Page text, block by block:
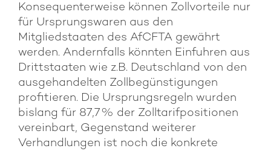
Konsequenterweise können Zollvorteile nur
für Ursprungswaren aus den
Mitgliedstaaten des AfCFTA gewährt
werden. Andernfalls könnten Einfuhren aus
Drittstaaten wie z.B. Deutschland von den
ausgehandelten Zollbegünstigungen
profitieren. Die Ursprungsregeln wurden
bislang für 87,7 % der Zolltarifpositionen
vereinbart, Gegenstand weiterer
Verhandlungen ist noch die konkrete